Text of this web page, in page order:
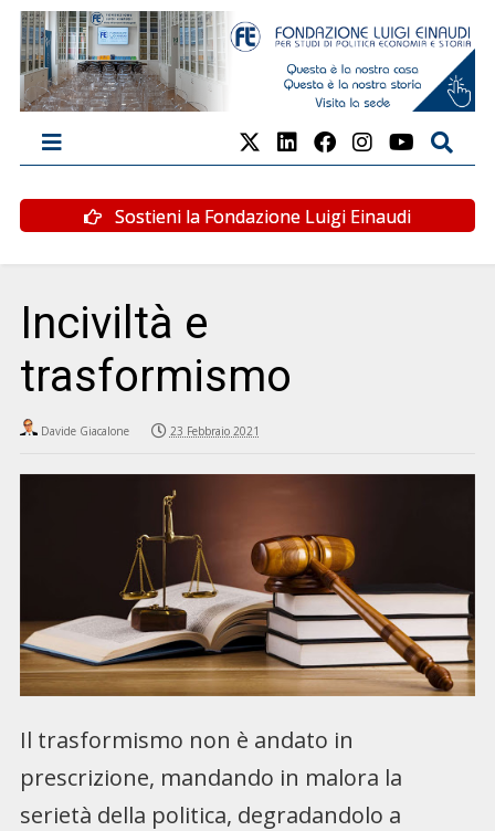
Sostieni la Fondazione Luigi Einaudi
Inciviltà e
trasformismo
Davide Giacalone 23 Febbraio 2021
Il trasformismo non è andato in
prescrizione, mandando in malora la
serietà della politica, degradandolo a